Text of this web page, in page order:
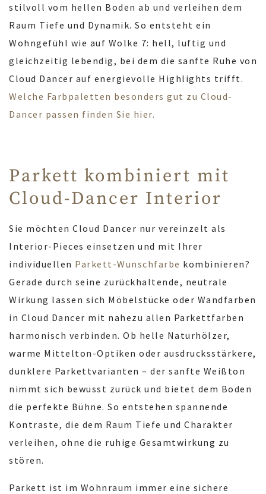
stilvoll vom hellen Boden ab und verleihen dem
Raum Tiefe und Dynamik. So entsteht ein
Wohngefühl wie auf Wolke 7: hell, luftig und
gleichzeitig lebendig, bei dem die sanfte Ruhe von
Cloud Dancer auf energievolle Highlights trifft.
Welche Farbpaletten besonders gut zu Cloud-
Dancer passen finden Sie hier.
Parkett kombiniert mit
Cloud-Dancer Interior
Sie möchten Cloud Dancer nur vereinzelt als
Interior-Pieces einsetzen und mit Ihrer
individuellen Parkett-Wunschfarbe kombinieren?
Gerade durch seine zurückhaltende, neutrale
Wirkung lassen sich Möbelstücke oder Wandfarben
in Cloud Dancer mit nahezu allen Parkettfarben
harmonisch verbinden. Ob helle Naturhölzer,
warme Mittelton-Optiken oder ausdrucksstärkere,
dunklere Parkettvarianten – der sanfte Weißton
nimmt sich bewusst zurück und bietet dem Boden
die perfekte Bühne. So entstehen spannende
Kontraste, die dem Raum Tiefe und Charakter
verleihen, ohne die ruhige Gesamtwirkung zu
stören.
Parkett ist im Wohnraum immer eine sichere